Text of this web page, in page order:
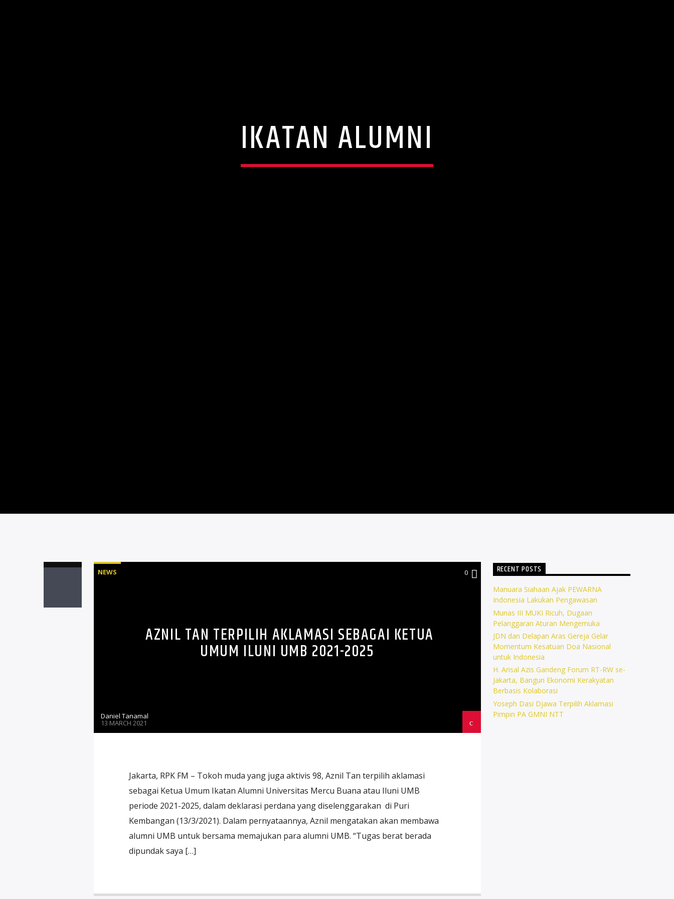
IKATAN ALUMNI
NEWS 0
AZNIL TAN TERPILIH AKLAMASI SEBAGAI KETUA
UMUM ILUNI UMB 2021-2025
Daniel Tanamal
13 MARCH 2021
Jakarta, RPK FM – Tokoh muda yang juga aktivis 98, Aznil Tan terpilih aklamasi
sebagai Ketua Umum Ikatan Alumni Universitas Mercu Buana atau Iluni UMB
periode 2021-2025, dalam deklarasi perdana yang diselenggarakan di Puri
Kembangan (13/3/2021). Dalam pernyataannya, Aznil mengatakan akan membawa
alumni UMB untuk bersama memajukan para alumni UMB. “Tugas berat berada
dipundak saya […]
RECENT POSTS
Manuara Siahaan Ajak PEWARNA
Indonesia Lakukan Pengawasan
Munas III MUKI Ricuh, Dugaan
Pelanggaran Aturan Mengemuka
JDN dan Delapan Aras Gereja Gelar
Momentum Kesatuan Doa Nasional
untuk Indonesia
H. Arisal Azis Gandeng Forum RT-RW se-
Jakarta, Bangun Ekonomi Kerakyatan
Berbasis Kolaborasi
Yoseph Dasi Djawa Terpilih Aklamasi
Pimpin PA GMNI NTT